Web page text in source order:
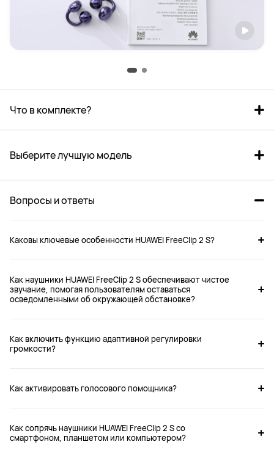
Что в комплекте?
Выберите лучшую модель
FreeClip 2 S
Купить
Тип наушников
Открытые
FreeClip 2
Тип наушников
Вопросы и ответы
Каковы ключевые особенности HUAWEI FreeClip 2 S?
Как наушники HUAWEI FreeClip 2 S обеспечивают чистое
звучание, помогая пользователям оставаться
осведомленными об окружающей обстановке?
Как включить функцию адаптивной регулировки
громкости?
Как активировать голосового помощника?
Как сопрячь наушники HUAWEI FreeClip 2 S со
смартфоном, планшетом или компьютером?